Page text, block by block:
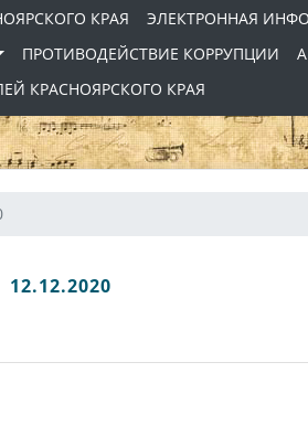
КРАЯ
ЭЛЕКТРОННАЯ
ПРОТИВОДЕЙСТВИЕ КОРРУПЦИИ
КРАСНОЯРСКОГО КРАЯ
12.12.2020